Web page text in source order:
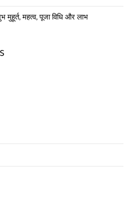
महत्व, पूजा विधि और लाभ